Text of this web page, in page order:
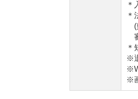
＊
＊
(
＊
※
※